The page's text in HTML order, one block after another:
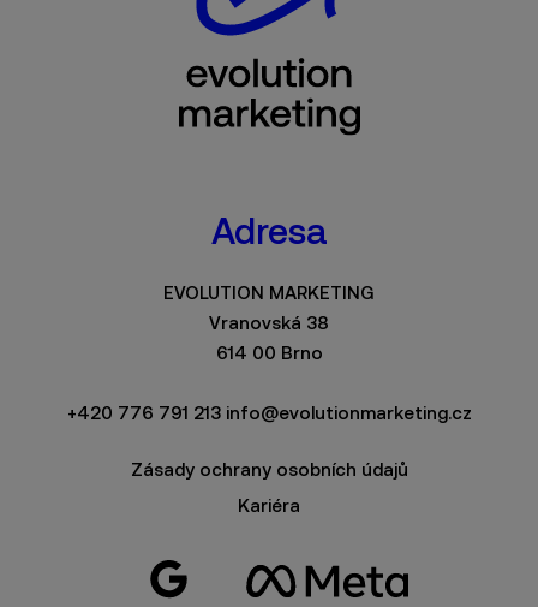
Adresa
EVOLUTION MARKETING
Vranovská 38
614 00 Brno
+420 776 791 213 info@evolutionmarketing.cz
Zásady ochrany osobních údajů
Kariéra